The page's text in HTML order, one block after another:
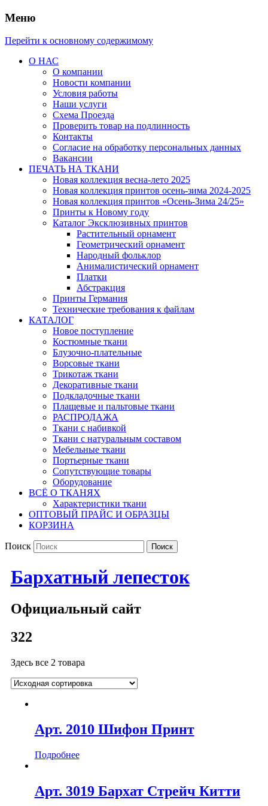
Меню
Перейти к основному содержимому
О НАС
О компании
Новости компании
Условия работы
Наши услуги
Схема Проезда
Проверить товар на подлинность
Контакты
Согласие на обработку персональных данных
Вакансии
ПЕЧАТЬ НА ТКАНИ
Новая коллекция весна-лето 2025
Новая коллекция принтов осень-зима 2024-2025
Новая коллекция принтов «Осень-Зима 24/25»
Принты к Новому году
Каталог Эксклюзивных принтов
Растительный орнамент
Геометрический орнамент
Народный фольклор
Анималистический орнамент
Платки
Абстракция
Принты Германия
Технические требования к файлам
КАТАЛОГ
Новое поступление
Костюмные ткани
Блузочно-плательные
Ворсовые ткани
Трикотаж ткани
Декоративные ткани
Подкладочные ткани
Плащевые и пальтовые ткани
РАСПРОДАЖА
Ткани с набивкой
Ткани с натуральным составом
Мебельные ткани
Портьерные ткани
Сопутствующие товары
Оборудование
ВСЁ О ТКАНЯХ
Характеристики ткани
ОПТОВЫЙ ПРАЙС И ОБРАЗЦЫ
КОРЗИНА
Поиск
Бархатный лепесток
Официальный сайт
322
Здесь все 2 товара
Арт. 2010 Шифон Принт
Подробнее
Арт. 3019 Бархат Стрейч Китти